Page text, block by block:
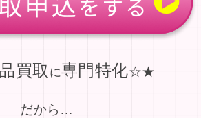
買取 に専門特化☆★
だから…